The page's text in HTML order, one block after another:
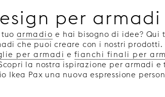
per armadi
armadio e hai bisogno di idee? Qui
che puoi creare con i nostri prodotti.
per armadi e fianchi finali per
la nostra ispirazione per armadi e
Ikea Pax una nuova espressione